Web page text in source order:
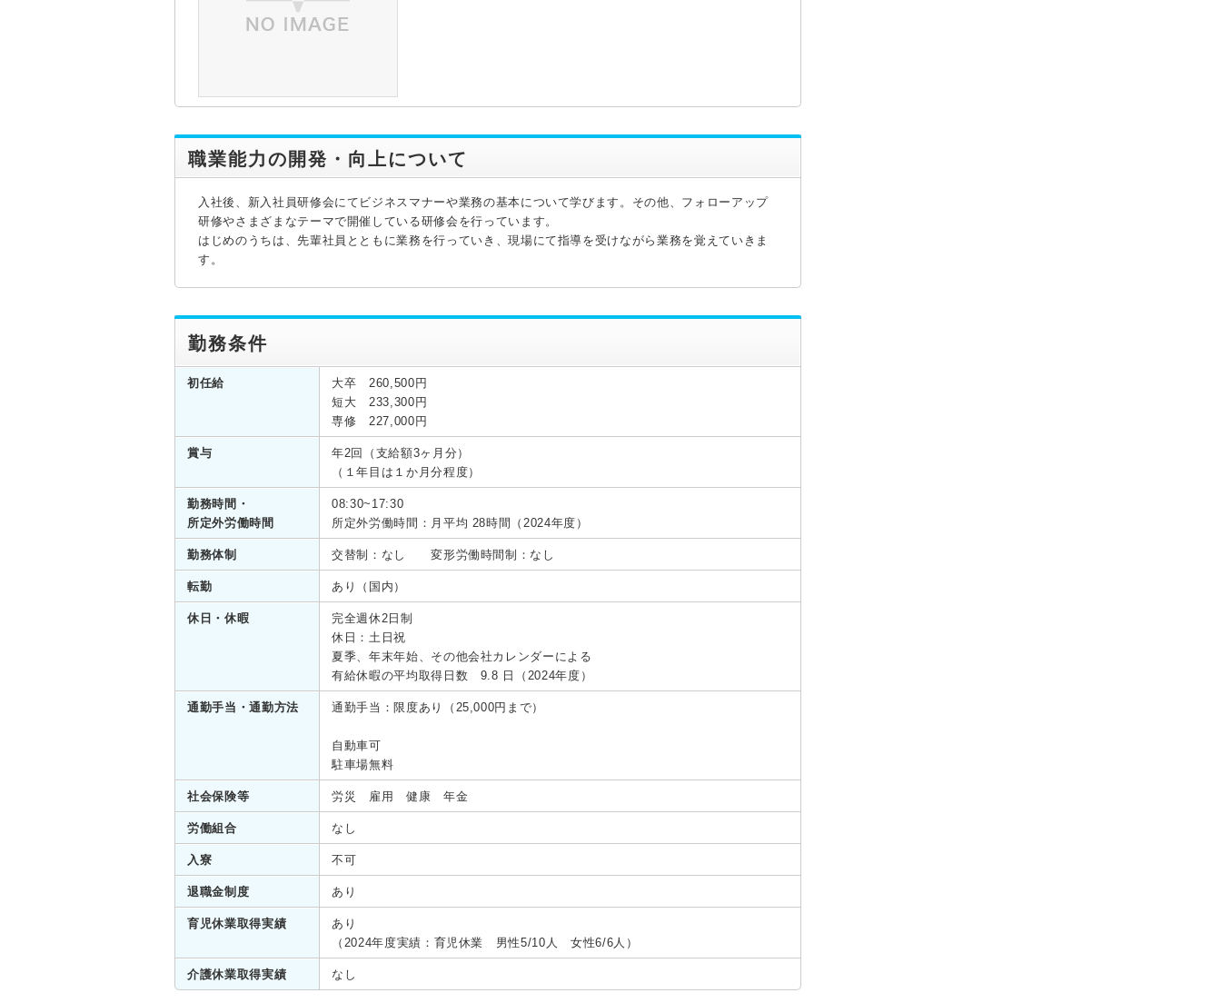
職業能力の開発・向上について
入社後、新入社員研修会にてビジネスマナーや業務の基本について学びます。その他、フォローアップ
研修やさまざまなテーマで開催している研修会を行っています。
はじめのうちは、先輩社員とともに業務を行っていき、現場にて指導を受けながら業務を覚えていきま
す。
勤務条件
初任給
大卒 260,500円
短大 233,300円
専修 227,000円
賞与
年2回（支給額3ヶ月分）
（１年目は１か月分程度）
勤務時間・
所定外労働時間
08:30~17:30
所定外労働時間：月平均 28時間（2024年度）
勤務体制 交替制：なし 変形労働時間制：なし
転勤 あり（国内）
休日・休暇
完全週休2日制
休日：土日祝
夏季、年末年始、その他会社カレンダーによる
有給休暇の平均取得日数 9.8 日（2024年度）
通勤手当・通勤方法 通勤手当：限度あり（25,000円まで）
自動車可
駐車場無料
社会保険等 労災 雇用 健康 年金
労働組合 なし
入寮 不可
退職金制度 あり
育児休業取得実績
あり
（2024年度実績：育児休業 男性5/10人 女性6/6人）
介護休業取得実績 なし